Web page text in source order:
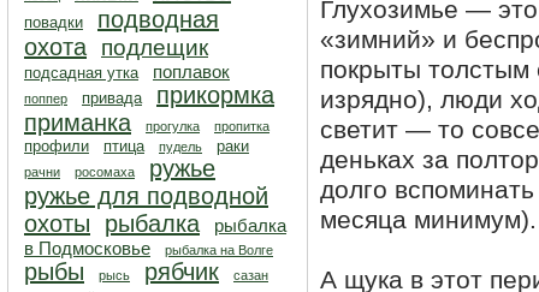
повадки
подводная
охота
подлещик
подсадная утка поплавок
поппер привада
прикормка
приманка
прогулка пропитка
профили птица пудель раки
рачни росомаха
ружье
ружье для подводной
охоты
рыбалка
рыбалка
в Подмосковье
рыбалка на Волге
рыбы рысь рябчик
сазан
Глухозимье —
«зимний» и
покрыты толстым
изрядно), люди
светит — то
деньках за
долго
месяца минимум).
А щука в этот